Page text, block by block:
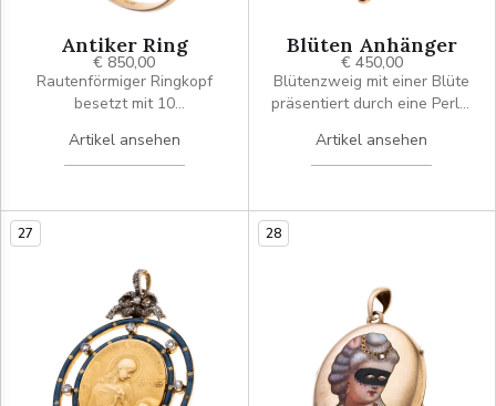
Antiker Ring
€ 850,00
Rautenförmiger Ringkopf
besetzt mit 10
0.04 ct. und mittig ein ca.
0.26ct. Saphir. leicht
Artikel ansehen
Blüten Anhänger
€ 450,00
Blütenzweig mit einer Blüte
präsentiert durch eine Perle,
mit Perlchen besetzte
Blättchen. Im Stil des
Artikel ansehen
27 28